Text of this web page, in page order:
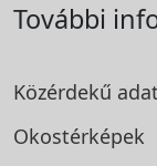
További
Közérdekű
Okostérképek